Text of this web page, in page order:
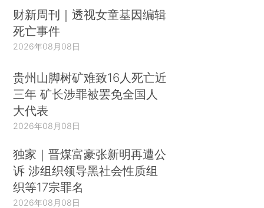
财新周刊｜透视女童基因编辑
死亡事件
2026年08月08日
贵州山脚树矿难致16人死亡近
三年 矿长涉罪被罢免全国人
大代表
2026年08月08日
独家｜晋煤富豪张新明再遭公
诉 涉组织领导黑社会性质组
织等17宗罪名
2026年08月08日